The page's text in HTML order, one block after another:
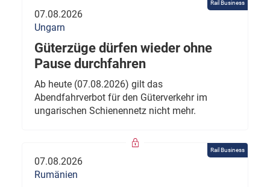
Rail Business
07.08.2026
Ungarn
Güterzüge dürfen wieder ohne
Pause durchfahren
Ab heute (07.08.2026) gilt das
Abendfahrverbot für den Güterverkehr im
ungarischen Schienennetz nicht mehr.
Rail Business
07.08.2026
Rumänien